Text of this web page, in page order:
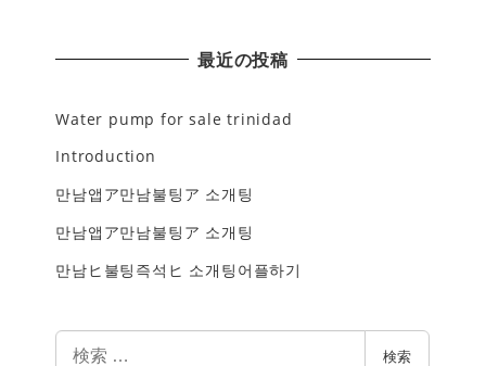
最近の投稿
Water pump for sale trinidad
Introduction
만남앱ア만남불팅ア 소개팅
만남앱ア만남불팅ア 소개팅
만남ヒ불팅즉석ヒ 소개팅어플하기
検索